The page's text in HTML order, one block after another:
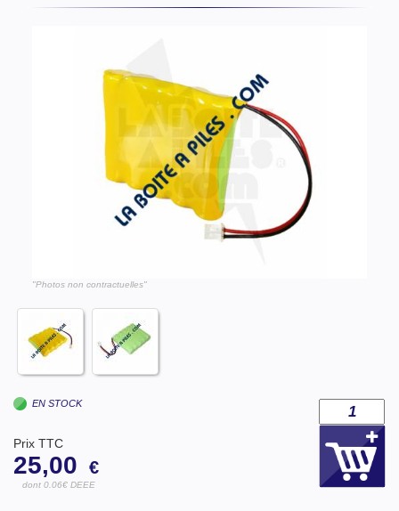
"Photos non contractuelles"
EN STOCK
Prix TTC
25,00 €
dont 0.06€ DEEE